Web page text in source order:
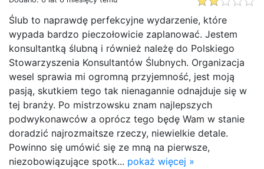
Ślub to naprawdę perfekcyjne wydarzenie, które
wypada bardzo pieczołowicie zaplanować. Jestem
konsultantką ślubną i również należę do Polskiego
Stowarzyszenia Konsultantów Ślubnych. Organizacja
wesel sprawia mi ogromną przyjemność, jest moją
pasją, skutkiem tego tak nienagannie odnajduje się w
tej branży. Po mistrzowsku znam najlepszych
podwykonawców a oprócz tego będę Wam w stanie
doradzić najrozmaitsze rzeczy, niewielkie detale.
Powinno się umówić się ze mną na pierwsze,
niezobowiązujące spotk... pokaż więcej »